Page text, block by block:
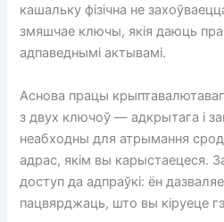
кашальку фізічна не
змяшчае ключы, якія даюць
адпаведнымі актывамі.
Аснова працы
з двух ключоў — адкрытага і
неабходны для атрымання
адрас, якім вы карыстаецеся.
доступ да адпраўкі: ён
пацвярджаць, што вы кіруеце